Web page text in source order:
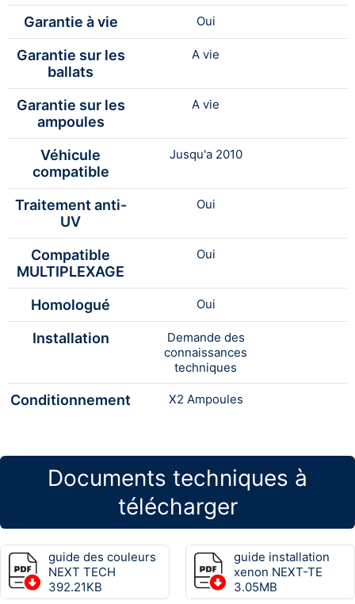
Garantie à vie Oui
Garantie sur les
ballats
A vie
Garantie sur les
ampoules
A vie
Véhicule
compatible
Jusqu'a 2010
Traitement anti-
UV
Oui
Compatible
MULTIPLEXAGE
Oui
Homologué Oui
Installation
Demande des
connaissances
techniques
Conditionnement X2 Ampoules
Documents techniques à
télécharger
guide des couleurs
NEXT TECH
392.21KB
guide installation
xenon NEXT-TE
3.05MB